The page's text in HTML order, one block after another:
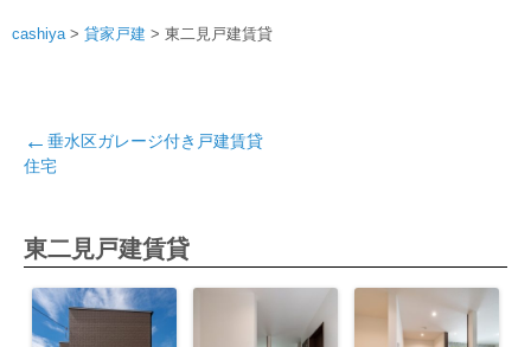
cashiya> 貸家戸建 > 東二見戸建賃貸
ナ
ビ
ー
シ
ン
垂水区ガレージ付き戸建賃貸
住宅
東二見戸建賃貸